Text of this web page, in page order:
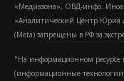
«Медиазона», ОВД-инфо.
«Аналитический Центр Юрия
(Metа) запрещены в РФ за
"На информационном ресурсе
(информационные технологии